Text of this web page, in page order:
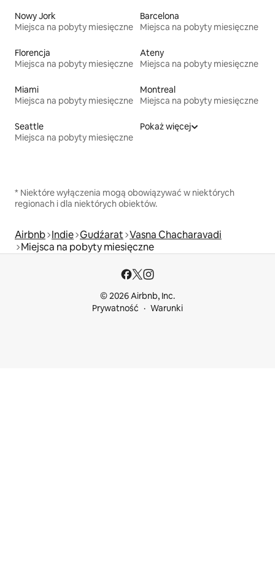
Nowy Jork
Miejsca na pobyty miesięczne
Barcelona
Miejsca na pobyty miesięczne
Florencja
Miejsca na pobyty miesięczne
Ateny
Miejsca na pobyty miesięczne
Miami
Miejsca na pobyty miesięczne
Montreal
Miejsca na pobyty miesięczne
Seattle
Miejsca na pobyty miesięczne
Pokaż więcej
* Niektóre wyłączenia mogą obowiązywać w niektórych
regionach i dla niektórych obiektów.
Airbnb Indie Gudźarat Vasna Chacharavadi
Miejsca na pobyty miesięczne
© 2026 Airbnb, Inc.
Prywatność
Warunki